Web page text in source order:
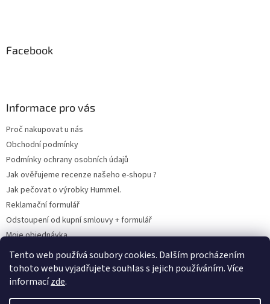
Tento web používá soubory cookies. Dalším procházením
tohoto webu vyjadřujete souhlas s jejich používáním. Více
informacízde.
Facebook
Informace pro vás
Proč nakupovat u nás
Obchodní podmínky
Podmínky ochrany osobních údajů
Jak ověřujeme recenze našeho e-shopu ?
Jak pečovat o výrobky Hummel.
Reklamační formulář
Odstoupení od kupní smlouvy + formulář
Moje objednávka
Odstoupení od smlouvy